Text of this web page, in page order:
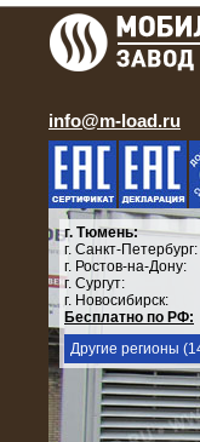
info@m-load.ru
г. Тюмень:
г. Санкт-Петербург:
г. Ростов-на-Дону:
г. Сургут:
г. Новосибирск:
Бесплатно по РФ:
Другие регионы